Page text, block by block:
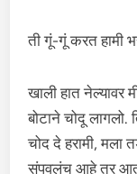
ती गूं-गूं करत हामी
खाली हात नेल्यावर
बोटाने चोदू लागलो.
चोद दे हरामी,
संपवलंच आहे तर आता